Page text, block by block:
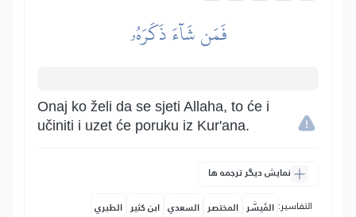
فَمَن شَآءَ ذَكَرَهُۥ
Onaj ko želi da se sjeti Allaha, to će i
učiniti i uzet će poruku iz Kur'ana.
نمایش دیگر ترجمه ها
التفاسير: المُيسَّر المختصر السعدي ابن كثير الطبري